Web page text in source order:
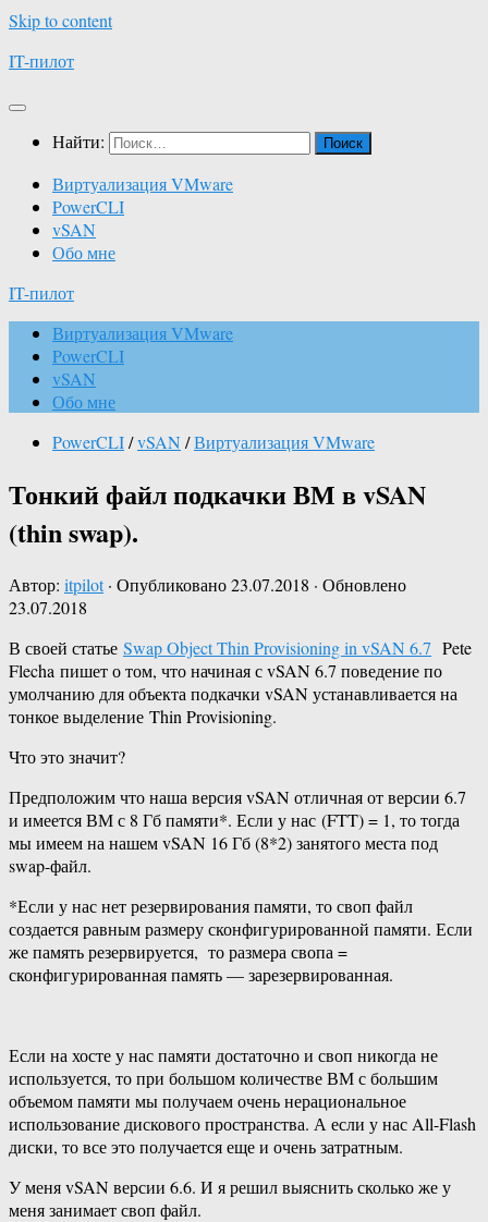
Skip to content
IT-пилот
Найти:
Виртуализация VMware
PowerCLI
vSAN
Обо мне
IT-пилот
Виртуализация VMware
PowerCLI
vSAN
Обо мне
PowerCLI/vSAN /Виртуализация VMware
Тонкий файл подкачки ВМ в vSAN
(thin swap).
Автор: itpilot · Опубликовано23.07.2018 · Обновлено
23.07.2018
В своей статье Swap Object Thin Provisioning in vSAN 6.7 Pete
Flecha пишет о том, что начиная с vSAN 6.7 поведение по
умолчанию для объекта подкачки vSAN устанавливается на
тонкое выделение Thin Provisioning.
Что это значит?
Предположим что наша версия vSAN отличная от версии 6.7
и имеется ВМ с 8 Гб памяти*. Если у нас (FTT) = 1, то тогда
мы имеем на нашем vSAN 16 Гб (8*2) занятого места под
swap-файл.
*Если у нас нет резервирования памяти, то своп файл
создается равным размеру сконфигурированной памяти. Если
же память резервируется, то размера свопа =
сконфигурированная память — зарезервированная.
Если на хосте у нас памяти достаточно и своп никогда не
используется, то при большом количестве ВМ с большим
объемом памяти мы получаем очень нерациональное
использование дискового пространства. А если у нас All-Flash
диски, то все это получается еще и очень затратным.
У меня vSAN версии 6.6. И я решил выяснить сколько же у
меня занимает своп файл.